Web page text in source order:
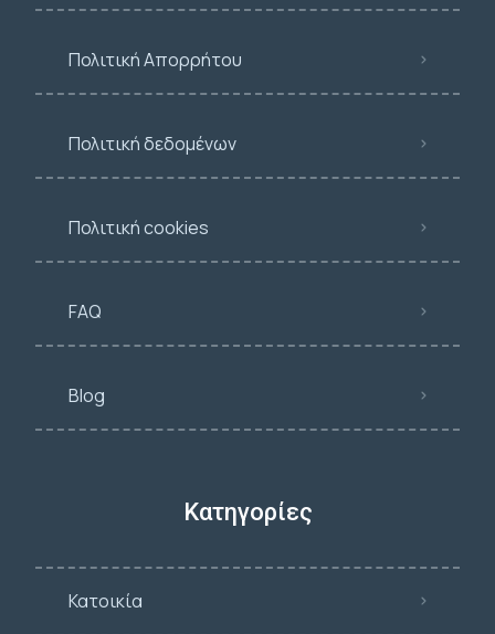
Πολιτική Απορρήτου
Πολιτική δεδομένων
Πολιτική cookies
FAQ
Blog
Κατηγορίες
Κατοικία